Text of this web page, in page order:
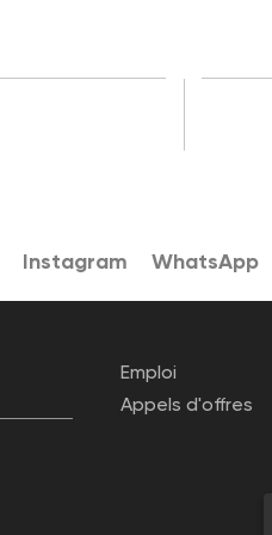
Instagram WhatsApp
Emploi
Appels d'offres